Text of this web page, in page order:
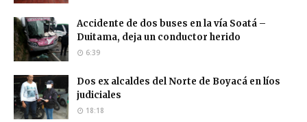
Accidente de dos buses en la vía Soatá –
Duitama, deja un conductor herido
6:39
Dos ex alcaldes del Norte de Boyacá en líos
judiciales
18:18